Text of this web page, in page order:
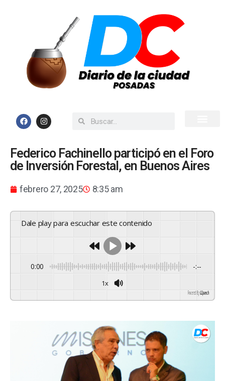
Federico Fachinello participó en el Foro
de Inversión Forestal, en Buenos Aires
febrero 27, 2025 8:35 am
Dale play para escuchar este contenido
0:00 -:--
1x
Powered By GSpeech